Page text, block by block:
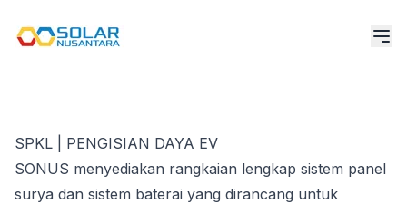
SPKL | PENGISIAN DAYA EV
SONUS menyediakan rangkaian lengkap sistem panel
surya dan sistem baterai yang dirancang untuk